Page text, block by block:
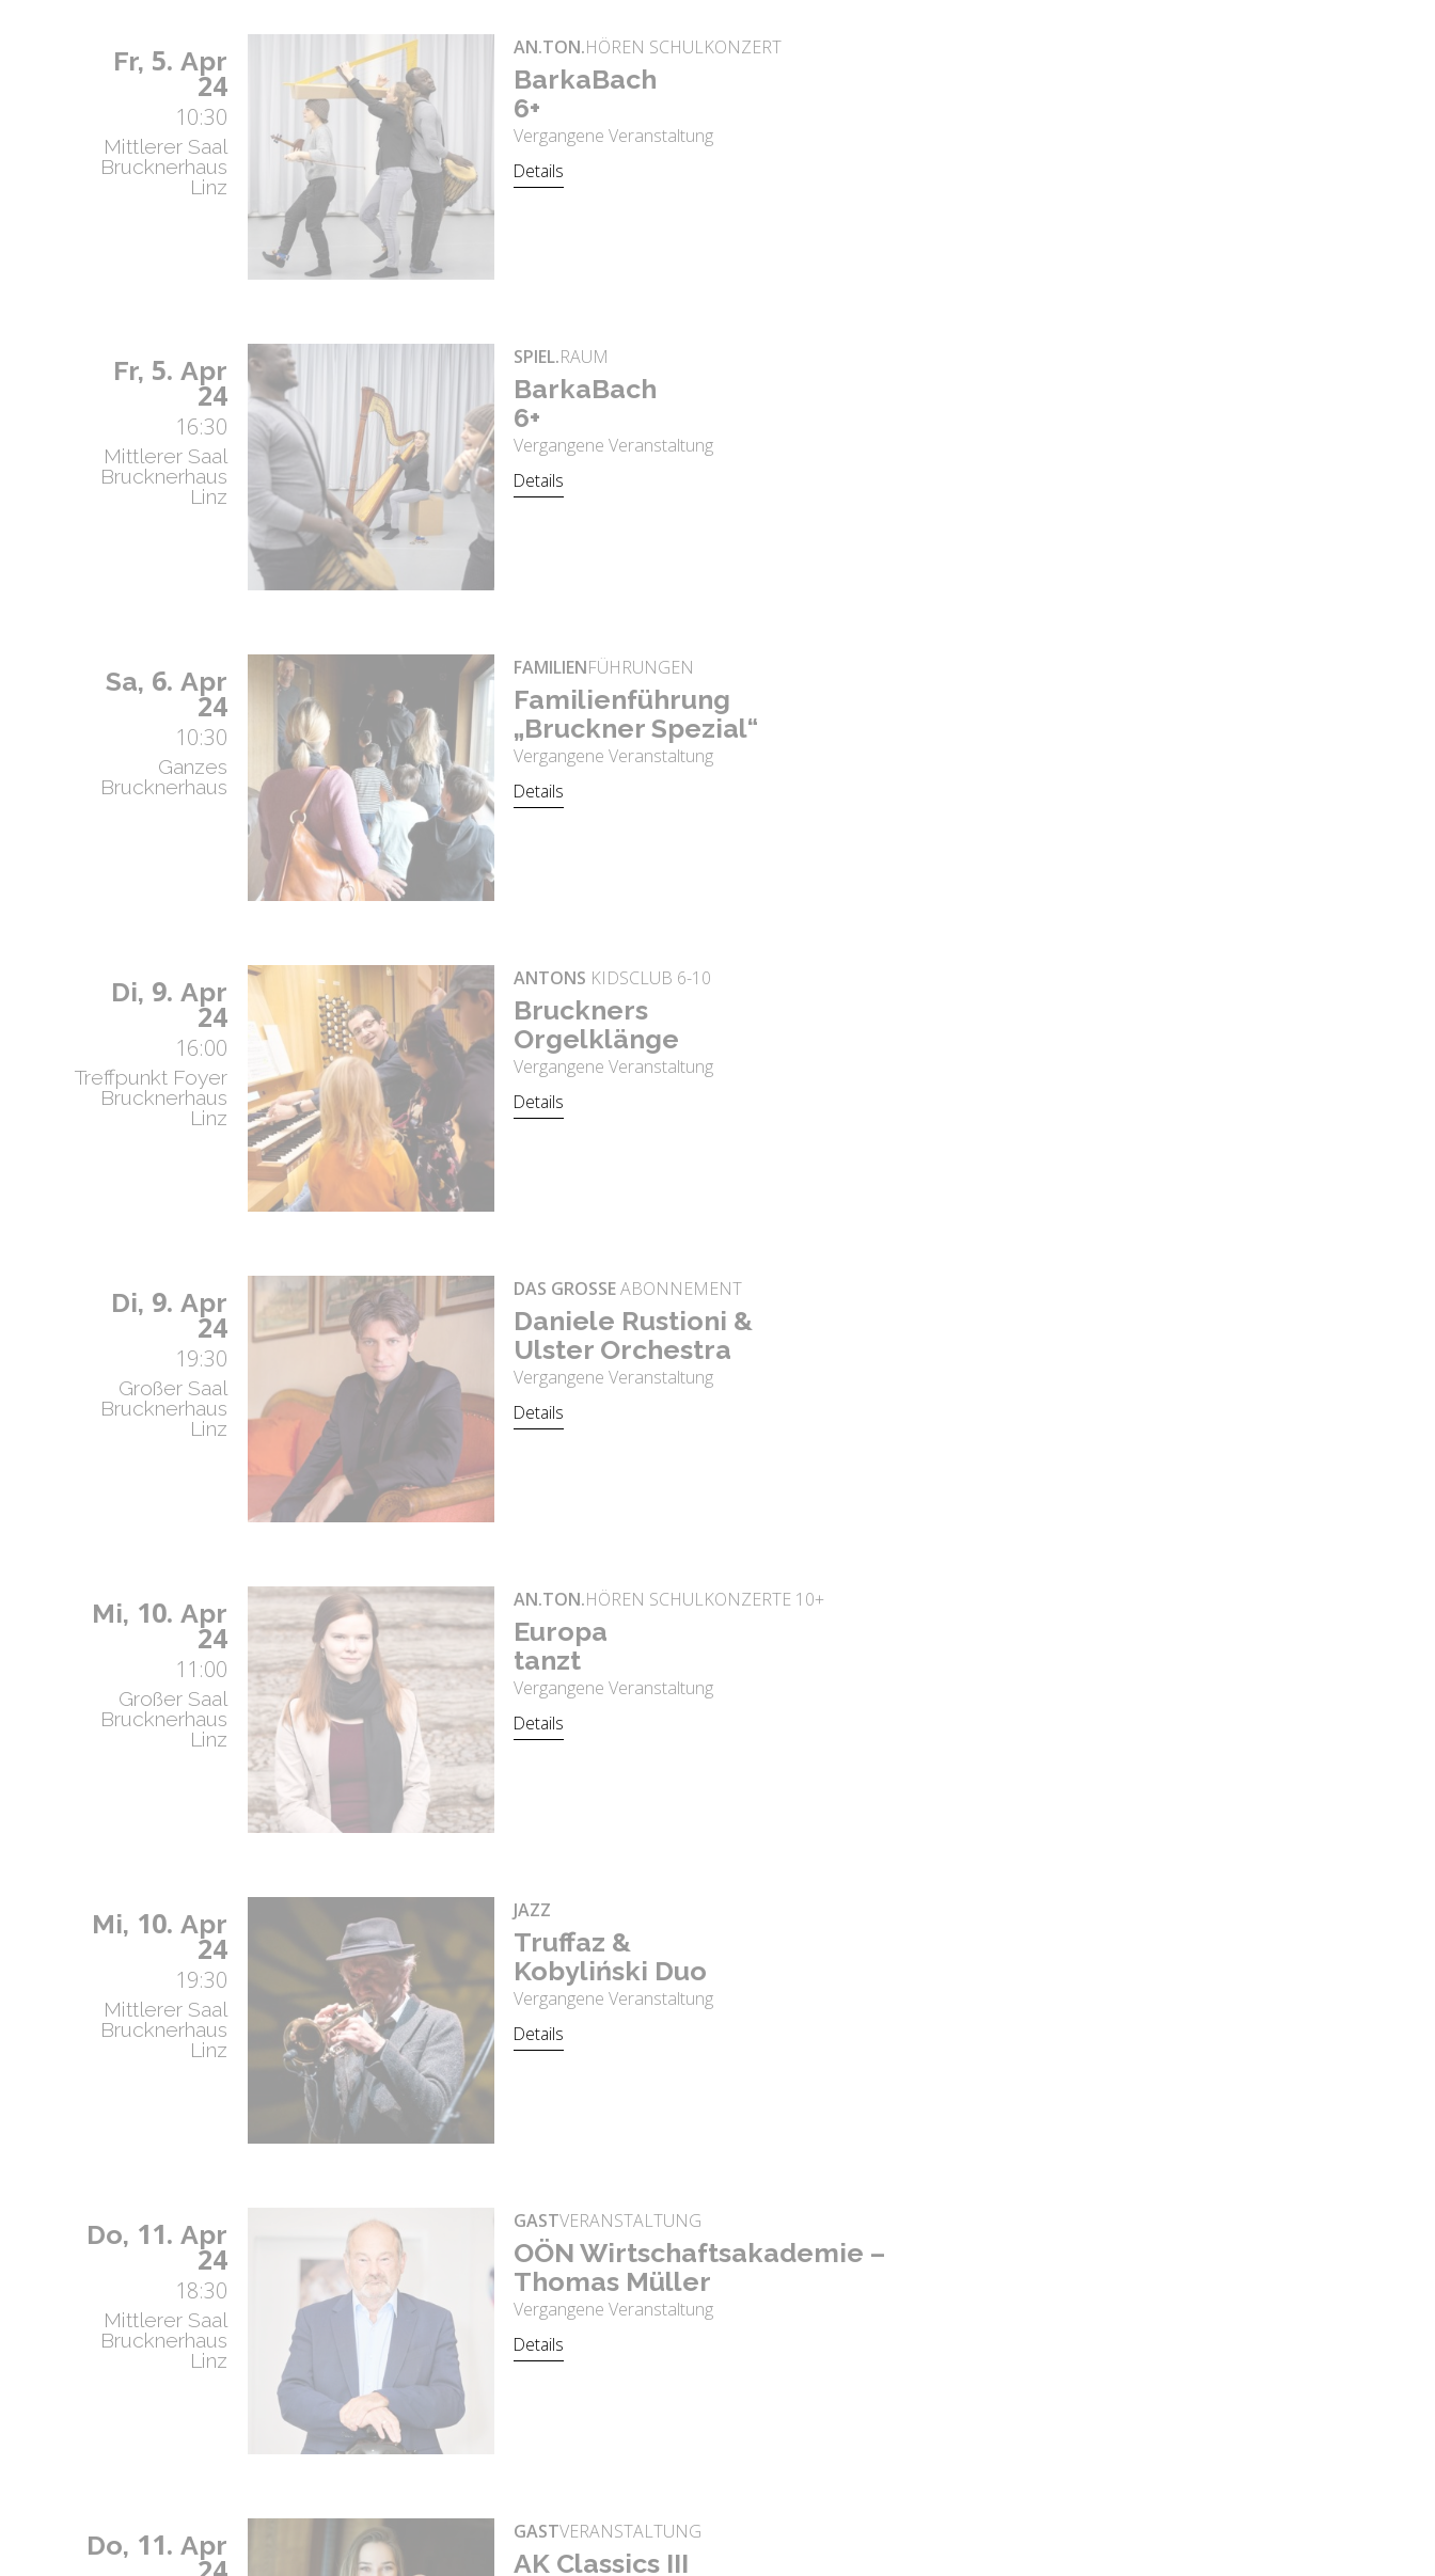
Fr, 5. Apr
24
10:30
Mittlerer Saal
Brucknerhaus
Linz
AN.TON.HÖREN SCHULKONZERT
Bar­ka­Bach
6+
Vergangene Veranstaltung
Details
Fr, 5. Apr
24
16:30
Mittlerer Saal
Brucknerhaus
Linz
SPIEL.RAUM
Bar­ka­Bach
6+
Vergangene Veranstaltung
Details
Sa, 6. Apr
24
10:30
Ganzes
Brucknerhaus
FAMILIENFÜHRUNGEN
Fa­mi­li­en­füh­rung
„Bruck­ner Spe­zi­al“
Vergangene Veranstaltung
Details
Di, 9. Apr
24
16:00
Treffpunkt Foyer
Brucknerhaus
Linz
ANTONS KIDSCLUB 6-10
Bruck­ners
Or­gel­klän­ge
Vergangene Veranstaltung
Details
Di, 9. Apr
24
19:30
Großer Saal
Brucknerhaus
Linz
DAS GROSSEABONNEMENT
Da­nie­le Rus­tio­ni &
Uls­ter Or­ches­tra
Vergangene Veranstaltung
Details
Mi, 10. Apr
24
11:00
Großer Saal
Brucknerhaus
Linz
AN.TON.HÖREN SCHULKONZERTE 10+
Eu­ro­pa
tanzt
Vergangene Veranstaltung
Details
Mi, 10. Apr
24
19:30
Mittlerer Saal
Brucknerhaus
Linz
JAZZ
Truf­faz &
Ko­by­liński Duo
Vergangene Veranstaltung
Details
Do, 11. Apr
24
18:30
Mittlerer Saal
Brucknerhaus
Linz
GASTVERANSTALTUNG
OÖN Wirt­schafts­aka­de­mie –
Tho­mas Mül­ler
Vergangene Veranstaltung
Details
Do, 11. Apr GASTVERANSTALTUNG
AK Clas­sics III